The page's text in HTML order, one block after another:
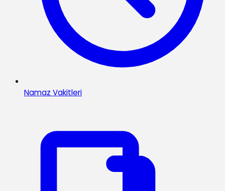
Namaz Vakitleri